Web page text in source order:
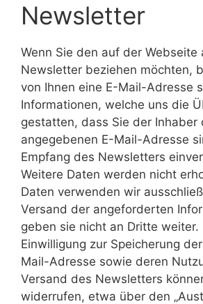
Newsletter
Wenn Sie den auf der Webseite
Newsletter beziehen möchten,
von Ihnen eine E-Mail-Adresse
Informationen, welche uns die
gestatten, dass Sie der Inhaber
angegebenen E-Mail-Adresse
Empfang des Newsletters
Weitere Daten werden nicht
Daten verwenden wir
Versand der angeforderten
geben sie nicht an Dritte weiter.
Einwilligung zur Speicherung
Mail-Adresse sowie deren
Versand des Newsletters
widerrufen, etwa über den